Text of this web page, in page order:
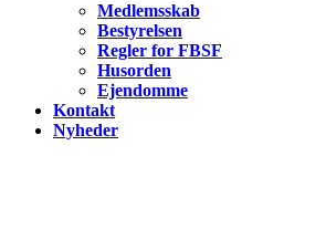
Medlemsskab
Bestyrelsen
Regler for FBSF
Husorden
Ejendomme
Kontakt
Nyheder